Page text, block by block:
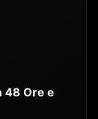
48 Ore e